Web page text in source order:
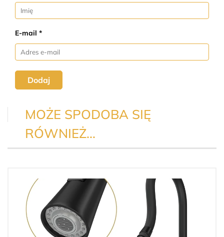
E-mail *
Dodaj
MOŻE SPODOBA SIĘ
RÓWNIEŻ…